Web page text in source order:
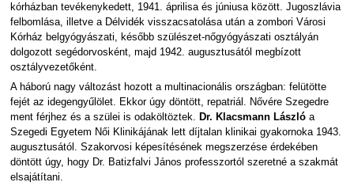
kórházban tevékenykedett, 1941. áprilisa és júniusa között. Jugoszlávia
felbomlása, illetve a Délvidék visszacsatolása után a zombori Városi
Kórház belgyógyászati, később szülészet-nőgyógyászati osztályán
dolgozott segédorvosként, majd 1942. augusztusától megbízott
osztályvezetőként.
A háború nagy változást hozott a multinacionális országban: felütötte
fejét az idegengyűlölet. Ekkor úgy döntött, repatriál. Nővére Szegedre
ment férjhez és a szülei is odaköltöztek. Dr. Klacsmann Lászlóa
Szegedi Egyetem Női Klinikájának lett díjtalan klinikai gyakornoka 1943.
augusztusától. Szakorvosi képesítésének megszerzése érdekében
döntött úgy, hogy Dr. Batizfalvi János professzortól szeretné a szakmát
elsajátítani.